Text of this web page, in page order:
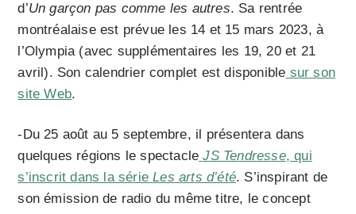
d’Un garçon pas comme les autres. Sa rentrée
montréalaise est prévue les 14 et 15 mars 2023, à
l’Olympia (avec supplémentaires les 19, 20 et 21
avril). Son calendrier complet est disponible sur son
site Web.
-Du 25 août au 5 septembre, il présentera dans
quelques régions le spectacle JS Tendresse, qui
s’inscrit dans la sérieLes arts d’été. S’inspirant de
son émission de radio du même titre, le concept